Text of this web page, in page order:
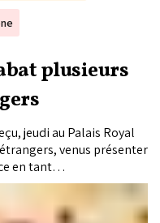
plusieurs
jeudi au Palais Royal
venus présenter
en tant
et extraordinaires de